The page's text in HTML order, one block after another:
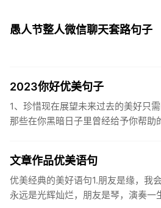
愚人节整人微信聊天套路句子
2023你好优美句子
1、珍惜现在展望未来过去的美好只
那些在你黑暗日子里曾经给予你帮助
文章作品优美语句
优美经典的美好语句1.朋友是缘，我
永远是光辉灿烂，朋友是琴，演奏一